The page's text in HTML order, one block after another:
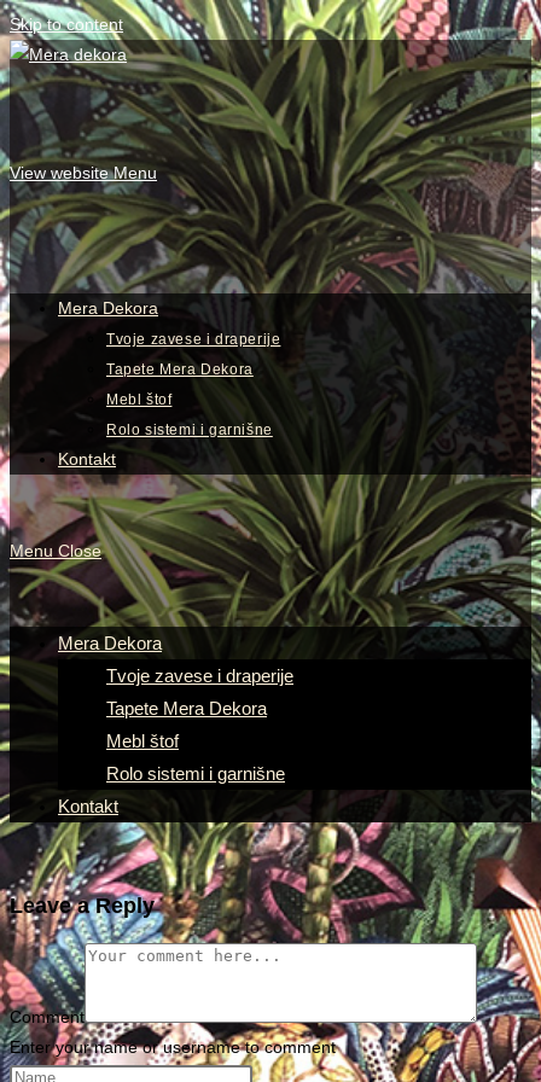
Skip to content
View website Menu
Mera Dekora
Tvoje zavese i draperije
Tapete Mera Dekora
Mebl štof
Rolo sistemi i garnišne
Kontakt
Menu Close
Mera Dekora
Tvoje zavese i draperije
Tapete Mera Dekora
Mebl štof
Rolo sistemi i garnišne
Kontakt
Leave a Reply
Comment
Enter your name or username to comment